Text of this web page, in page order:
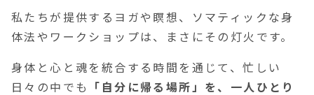
私たちが提供するヨガや瞑想、ソマティックな身
体法やワークショップは、まさにその灯火です。
身体と心と魂を統合する時間を通じて、忙しい
日々の中でも
「自分に帰る場所」を、一人ひとり